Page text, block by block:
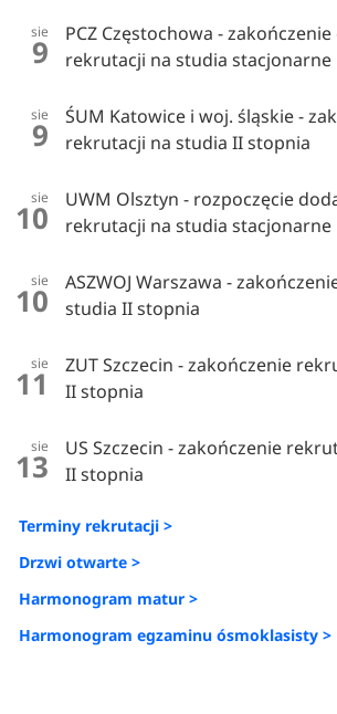
sie
9
PCZ Częstochowa -
rekrutacji na studia stacjonarne
sie
9
ŚUM Katowice i woj. śląskie -
rekrutacji na studia II stopnia
sie
10
UWM Olsztyn - rozpoczęcie
rekrutacji na studia stacjonarne
sie
10
ASZWOJ Warszawa -
studia II stopnia
sie
11
ZUT Szczecin - zakończenie
II stopnia
sie
13
US Szczecin - zakończenie
II stopnia
Terminy rekrutacji >
Drzwi otwarte >
Harmonogram matur >
Harmonogram egzaminu ósmoklasisty >